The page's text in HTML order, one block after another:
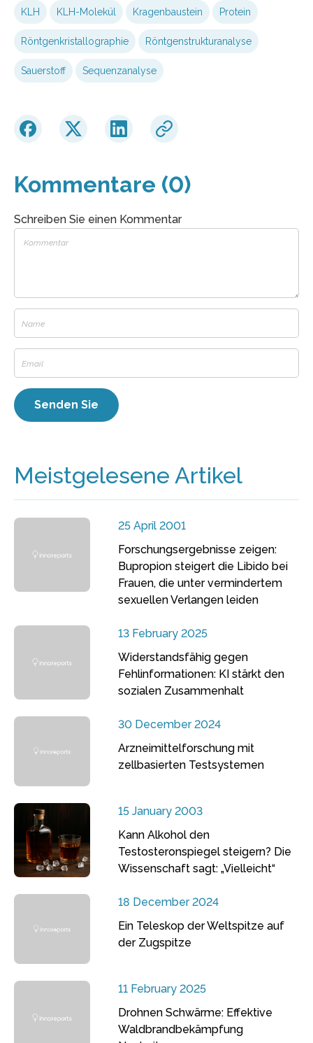
KLH KLH-Molekül Kragenbaustein Protein
Röntgenkristallographie Röntgenstrukturanalyse
Sauerstoff Sequenzanalyse
Kommentare (0)
Schreiben Sie einen Kommentar
Meistgelesene Artikel
25 April 2001
Forschungsergebnisse zeigen:
Bupropion steigert die Libido bei
Frauen, die unter vermindertem
sexuellen Verlangen leiden
13 February 2025
Widerstandsfähig gegen
Fehlinformationen: KI stärkt den
sozialen Zusammenhalt
30 December 2024
Arzneimittelforschung mit
zellbasierten Testsystemen
15 January 2003
Kann Alkohol den
Testosteronspiegel steigern? Die
Wissenschaft sagt: „Vielleicht“
18 December 2024
Ein Teleskop der Weltspitze auf
der Zugspitze
11 February 2025
Drohnen Schwärme: Effektive
Waldbrandbekämpfung